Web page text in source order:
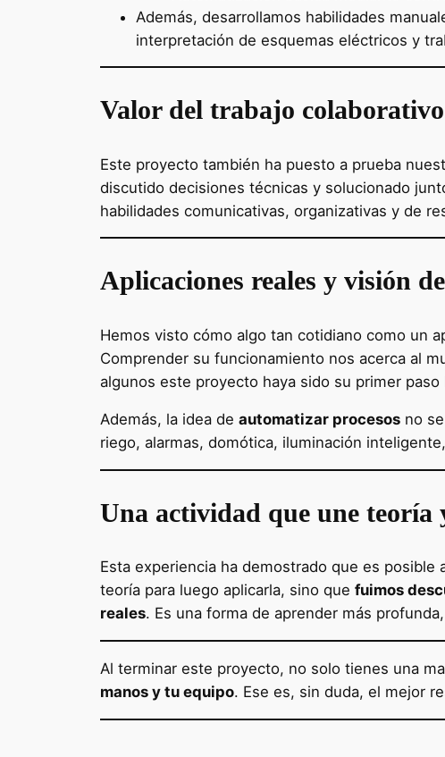
Además, desarrollamos habilidades
interpretación de esquemas eléctricos y
Valor del trabajo colaborativo
Este proyecto también ha puesto a prueba
discutido decisiones técnicas y solucionado
habilidades comunicativas, organizativas y de
Aplicaciones reales y visión
Hemos visto cómo algo tan cotidiano como un
Comprender su funcionamiento nos acerca al
algunos este proyecto haya sido su primer
Además, la idea de automatizar procesos no
riego, alarmas, domótica, iluminación
Una actividad que une teoría
Esta experiencia ha demostrado que es
teoría para luego aplicarla, sino que fuimos
reales. Es una forma de aprender más
Al terminar este proyecto, no solo tienes una
manos y tu equipo. Ese es, sin duda, el mejor